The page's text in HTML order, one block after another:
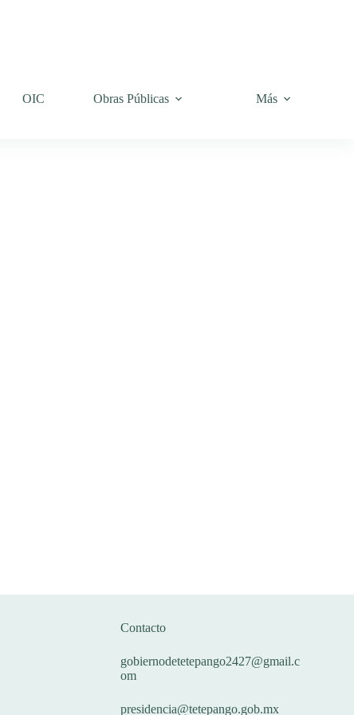
OIC Obras Públicas Más
Contacto
gobiernodetetepango2427@gmail.c
om
presidencia@tetepango.gob.mx